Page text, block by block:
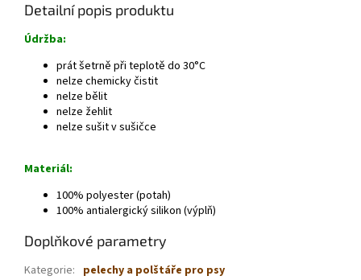
Detailní popis produktu
Údržba:
prát šetrně při teplotě do 30°C
nelze chemicky čistit
nelze bělit
nelze žehlit
nelze sušit v sušičce
Materiál:
100% polyester (potah)
100% antialergický silikon (výplň)
Doplňkové parametry
Kategorie: pelechy a polštáře pro psy